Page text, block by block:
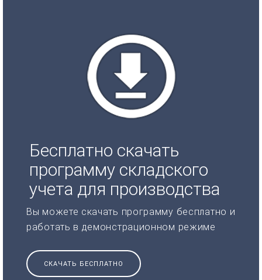
Бесплатно скачать
программу складского
учета для производства
Вы можете скачать программу бесплатно и
работать в демонстрационном режиме
СКАЧАТЬ БЕСПЛАТНО